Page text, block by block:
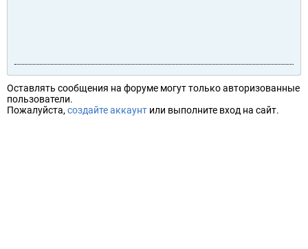
Оставлять сообщения на форуме могут только авторизованные
пользователи.
Пожалуйста, создайте аккаунт или выполните вход на сайт.